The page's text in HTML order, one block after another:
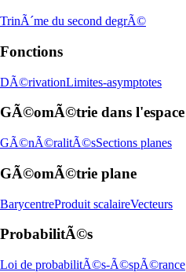
TrinÃ´me du second degrÃ©
Fonctions
DÃ©rivationLimites-asymptotes
GÃ©omÃ©trie dans l'espace
GÃ©nÃ©ralitÃ©sSections planes
GÃ©omÃ©trie plane
BarycentreProduit scalaireVecteurs
ProbabilitÃ©s
Loi de probabilitÃ©s-Ã©spÃ©rance